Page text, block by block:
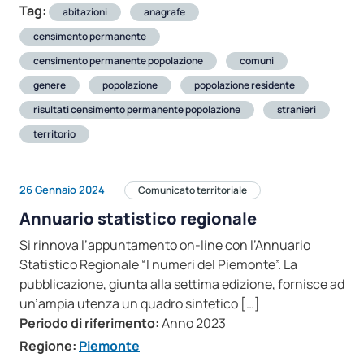
Tag:
abitazioni
anagrafe
censimento permanente
censimento permanente popolazione
comuni
genere
popolazione
popolazione residente
risultati censimento permanente popolazione
stranieri
territorio
26 Gennaio 2024 Comunicato territoriale
Annuario statistico regionale
Si rinnova l’appuntamento on-line con l’Annuario
Statistico Regionale “I numeri del Piemonte”. La
pubblicazione, giunta alla settima edizione, fornisce ad
un’ampia utenza un quadro sintetico […]
Periodo di riferimento:Anno 2023
Regione: Piemonte